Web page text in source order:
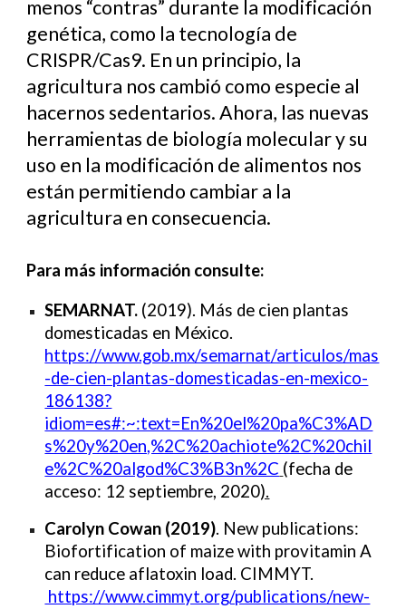
menos “contras” durante la modificación
genética, como la tecnología de
CRISPR/Cas9. En un principio, la
agricultura nos cambió como especie al
hacernos sedentarios. Ahora, las nuevas
herramientas de biología molecular y su
uso en la modificación de alimentos nos
están permitiendo cambiar a la
agricultura en consecuencia.
Para más información consulte:
SEMARNAT. (2019). Más de cien plantas
domesticadas en México.
https://www.gob.mx/semarnat/articulos/mas
-de-cien-plantas-domesticadas-en-mexico-
186138?
idiom=es#:~:text=En%20el%20pa%C3%AD
s%20y%20en,%2C%20achiote%2C%20chil
e%2C%20algod%C3%B3n%2C (fecha de
acceso: 12 septiembre, 2020).
Carolyn Cowan (2019). New publications:
Biofortification of maize with provitamin A
can reduce aflatoxin load. CIMMYT.
https://www.cimmyt.org/publications/new-